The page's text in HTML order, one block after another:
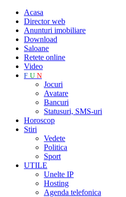
Acasa
Director web
Anunturi imobiliare
Download
Saloane
Retete online
Video
F U N
Jocuri
Avatare
Bancuri
Statusuri, SMS-uri
Horoscop
Stiri
Vedete
Politica
Sport
UTILE
Unelte IP
Hosting
Agenda telefonica